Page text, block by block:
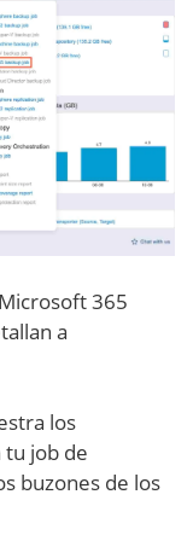
365
a
los
job de
buzones de los